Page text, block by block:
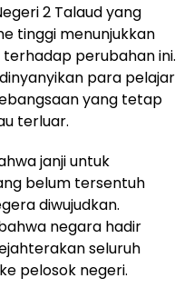
2 Talaud yang
tinggi menunjukkan
perubahan ini.
para pelajar
yang tetap
terluar.
janji untuk
belum tersentuh
diwujudkan.
negara hadir
seluruh
pelosok negeri.